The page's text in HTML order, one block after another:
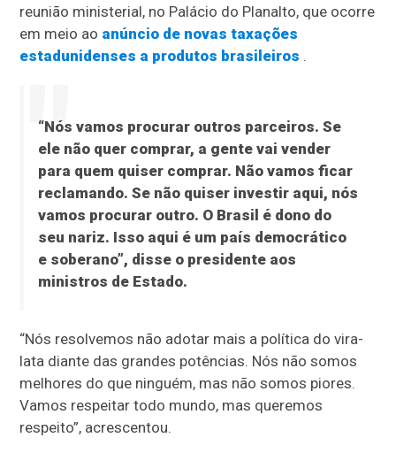
reunião ministerial, no Palácio do Planalto, que ocorre
em meio ao anúncio de novas taxações
estadunidenses a produtos brasileiros .
“Nós vamos procurar outros parceiros. Se
ele não quer comprar, a gente vai vender
para quem quiser comprar. Não vamos ficar
reclamando. Se não quiser investir aqui, nós
vamos procurar outro. O Brasil é dono do
seu nariz. Isso aqui é um país democrático
e soberano”, disse o presidente aos
ministros de Estado.
“Nós resolvemos não adotar mais a política do vira-
lata diante das grandes potências. Nós não somos
melhores do que ninguém, mas não somos piores.
Vamos respeitar todo mundo, mas queremos
respeito”, acrescentou.